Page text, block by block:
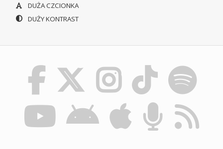
DUŻA CZCIONKA
DUŻY KONTRAST